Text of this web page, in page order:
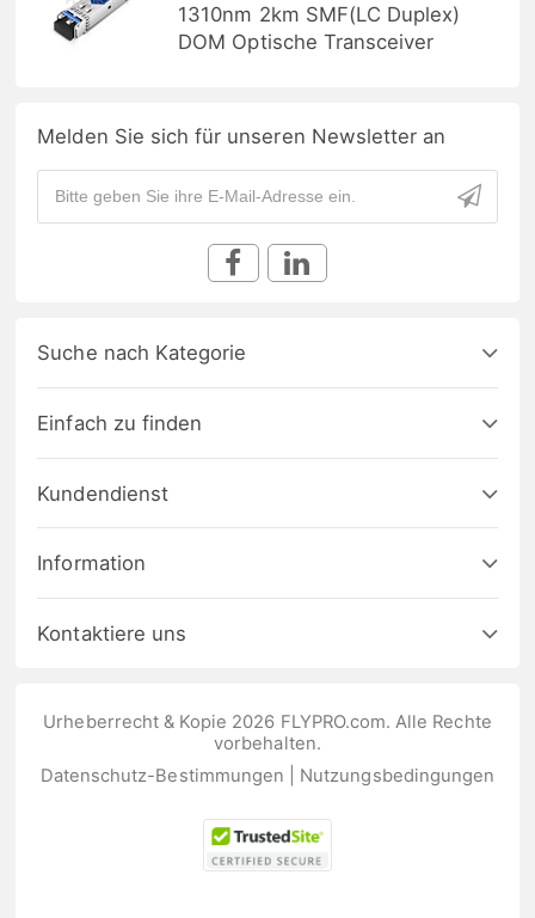
1310nm 2km SMF(LC Duplex)
DOM Optische Transceiver
Melden Sie sich für unseren Newsletter an
Suche nach Kategorie
Einfach zu finden
Kundendienst
Information
Kontaktiere uns
Urheberrecht & Kopie 2026 FLYPRO.com. Alle Rechte
vorbehalten.
Datenschutz-Bestimmungen
Nutzungsbedingungen